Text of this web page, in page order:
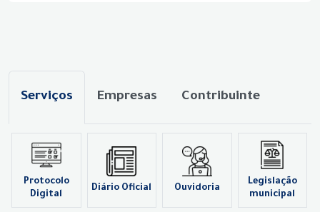
Serviços Empresas Contribuinte
Protocolo
Digital
Diário Oficial Ouvidoria
Legislação
municipal